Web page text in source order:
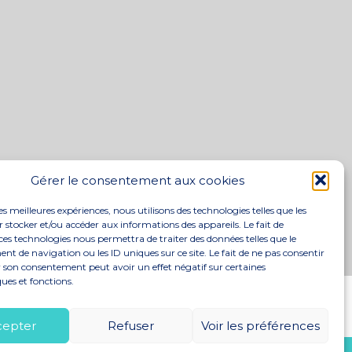
Gérer le consentement aux cookies
meilleures expériences, nous utilisons des technologies telles que les
stocker et/ou accéder aux informations des appareils. Le fait de
technologies nous permettra de traiter des données telles que le
de navigation ou les ID uniques sur ce site. Le fait de ne pas consentir
son consentement peut avoir un effet négatif sur certaines
et fonctions.
Refuser Voir les préférences
ACTUALITÉS